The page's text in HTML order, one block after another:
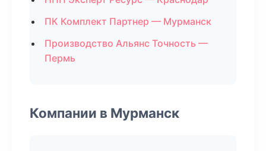
ПК Комплект Партнер — Мурманск
Производство Альянс Точность —
Пермь
Компании в Мурманск